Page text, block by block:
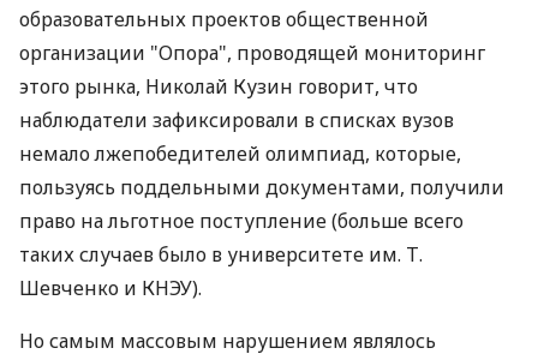
образовательных проектов общественной
организации "Опора", проводящей мониторинг
этого рынка, Николай Кузин говорит, что
наблюдатели зафиксировали в списках вузов
немало лжепобедителей олимпиад, которые,
пользуясь поддельными документами, получили
право на льготное поступление (больше всего
таких случаев было в университете им. Т.
Шевченко и КНЭУ).
Но самым массовым нарушением являлось